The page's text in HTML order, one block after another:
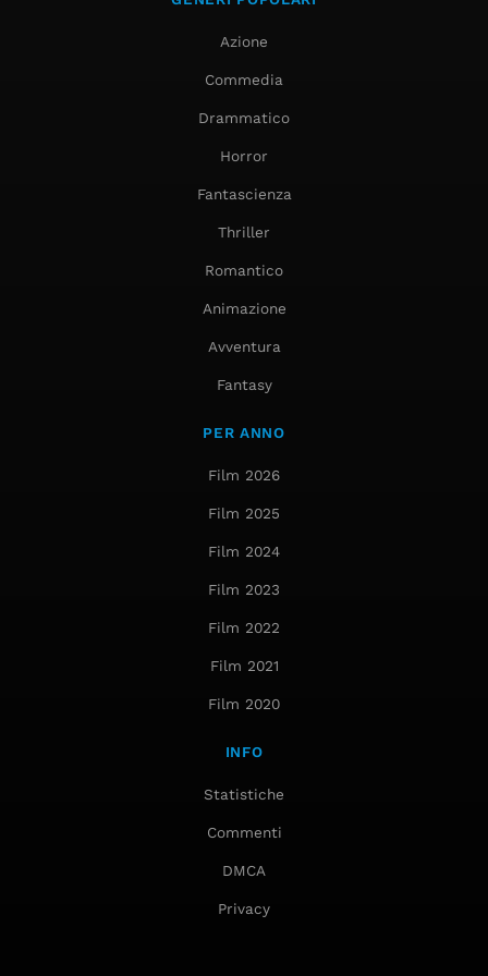
Azione
Commedia
Drammatico
Horror
Fantascienza
Thriller
Romantico
Animazione
Avventura
Fantasy
PER ANNO
Film 2026
Film 2025
Film 2024
Film 2023
Film 2022
Film 2021
Film 2020
INFO
Statistiche
Commenti
DMCA
Privacy